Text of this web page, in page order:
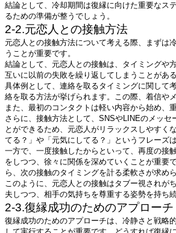
結論として、冷却期間は復縁に向けた重要なス
るための準備が整うでしょう。
2-2.元恋人との接触方法
元恋人との接触方法について考える際、まずは
うことが重要です。
結論として、元恋人との接触は、タイミングや
互いに以前の失敗を繰り返してしまうことがある
具体例として、連絡を取るタイミングに関して
絡を取る方法が挙げられます。この際、着信や
また、最初のコンタクトは軽い内容から始め、
さらに、接触方法として、SNSやLINEのメッ
とができるため、元恋人がリラックスしやすく
てる？」や「元気にしてる？」というフレーズ
一方で、一度接触したからといって、再度の接
をしつつ、徐々に関係を深めていくことが重要
ら、次の接触のタイミングを計る柔軟さが求めら
このように、元恋人との接触はタブー視されが
夫しつつ、相手の気持ちを尊重する姿勢を持ち
2-3.復縁成功のためのアプローチ
復縁成功のためのアプローチは、冷静さと戦略